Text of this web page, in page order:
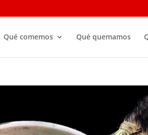
Qué comemos Qué quemamos